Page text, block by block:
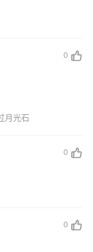
0
月光石
0
0